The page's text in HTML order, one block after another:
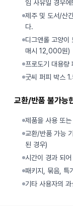
임 사유일 경우
제주 및 도서/산
다.
디그앤롤 고양
매시 12,000원)
프로도기 대용
굿씨 퍼피 박스
교환/반품 불가능
제품을 사용 또
교환/반품 가능
된 경우)
시간이 경과 되
패키지, 묶음, 특
기타 사용자의